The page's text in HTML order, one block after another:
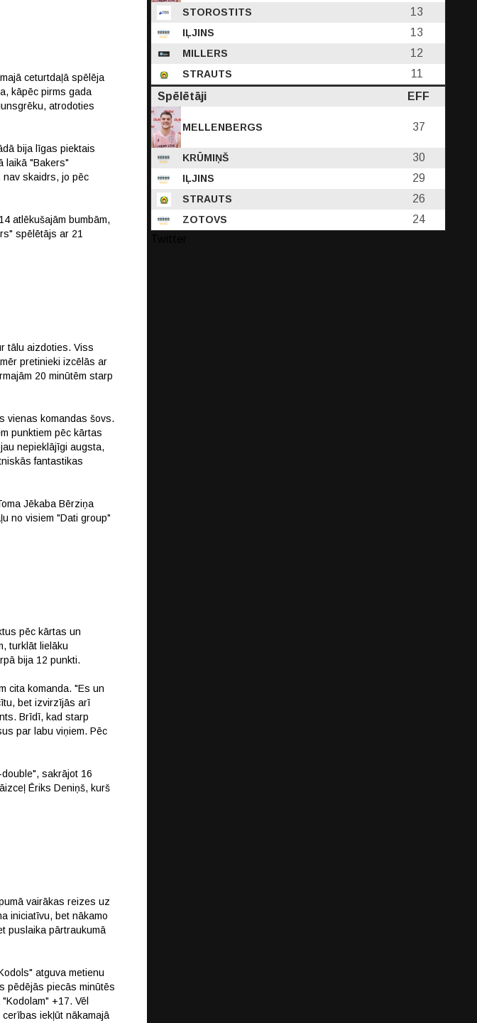
ceturtdaļā spēlēja
kāpēc pirms gada
atrodoties
bija līgas piektais
laikā "Bakers"
skaidrs, jo pēc
atlēkušajām bumbām,
spēlētājs ar 21
tālu aizdoties. Viss
pretinieki izcēlās ar
20 minūtēm starp
vienas komandas šovs.
punktiem pēc kārtas
nepieklājīgi augsta,
fantastikas
Jēkaba Bērziņa
no visiem "Dati group"
pēc kārtas un
turklāt lielāku
bija 12 punkti.
cita komanda. "Es un
bet izvirzījās arī
Brīdī, kad starp
par labu viņiem. Pēc
sakrājot 16
Ēriks Deniņš, kurš
vairākas reizes uz
iniciatīvu, bet nākamo
puslaika pārtraukumā
atguva metienu
pēdējās piecās minūtēs
+17. Vēl
iekļūt nākamajā
STOROSTITS 13
IĻJINS 13
MILLERS 12
STRAUTS
11
Spēlētāji
EFF
MELLENBERGS 37
KRŪMIŅŠ 30
IĻJINS 29
STRAUTS 26
ZOTOVS
24